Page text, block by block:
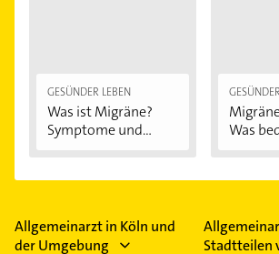
GESÜNDER LEBEN
Was ist Migräne?
Symptome und...
Was
Allgemeinarzt in Köln und
der Umgebung
Stadtteilen